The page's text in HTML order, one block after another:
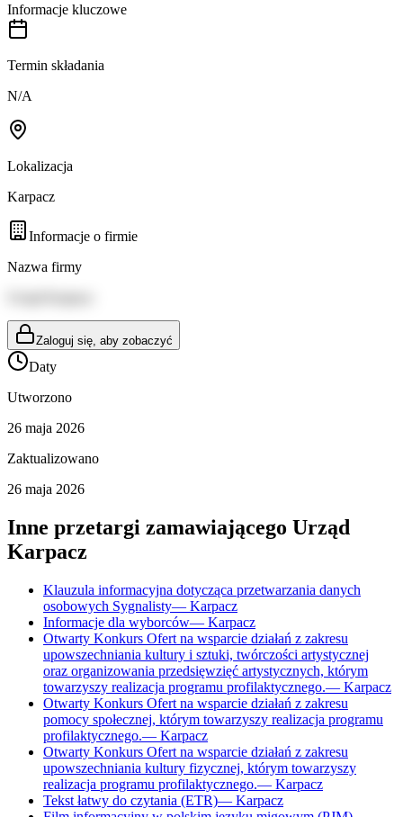
Informacje kluczowe
Termin składania
N/A
Lokalizacja
Karpacz
Informacje o firmie
Nazwa firmy
Zaloguj się, aby zobaczyć
Daty
Utworzono
26 maja 2026
Zaktualizowano
26 maja 2026
Inne przetargi zamawiającego Urząd
Karpacz
Klauzula informacyjna dotycząca przetwarzania danych
osobowych Sygnalisty— Karpacz
Informacje dla wyborców— Karpacz
Otwarty Konkurs Ofert na wsparcie działań z zakresu
upowszechniania kultury i sztuki, twórczości artystycznej
oraz organizowania przedsięwzięć artystycznych, którym
towarzyszy realizacja programu profilaktycznego.— Karpacz
Otwarty Konkurs Ofert na wsparcie działań z zakresu
pomocy społecznej, którym towarzyszy realizacja programu
profilaktycznego.— Karpacz
Otwarty Konkurs Ofert na wsparcie działań z zakresu
upowszechniania kultury fizycznej, którym towarzyszy
realizacja programu profilaktycznego.— Karpacz
Tekst łatwy do czytania (ETR)— Karpacz